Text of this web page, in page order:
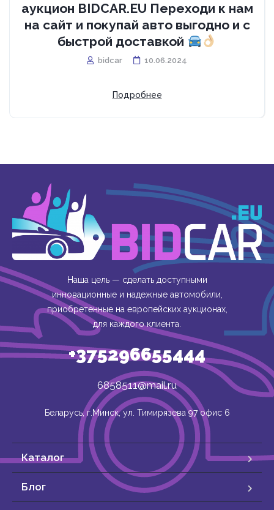
аукцион BIDCAR.EU Переходи к нам
на сайт и покупай авто выгодно и с
быстрой доставкой
bidcar 10.06.2024
Подробнее
Наша цель — сделать доступными
инновационные и надежные автомобили,
приобретенные на европейских аукционах,
для каждого клиента.
+375296655444
6858511@mail.ru
Беларусь, г.Минск, ул. Тимирязева 97 офис 6
Каталог
Блог